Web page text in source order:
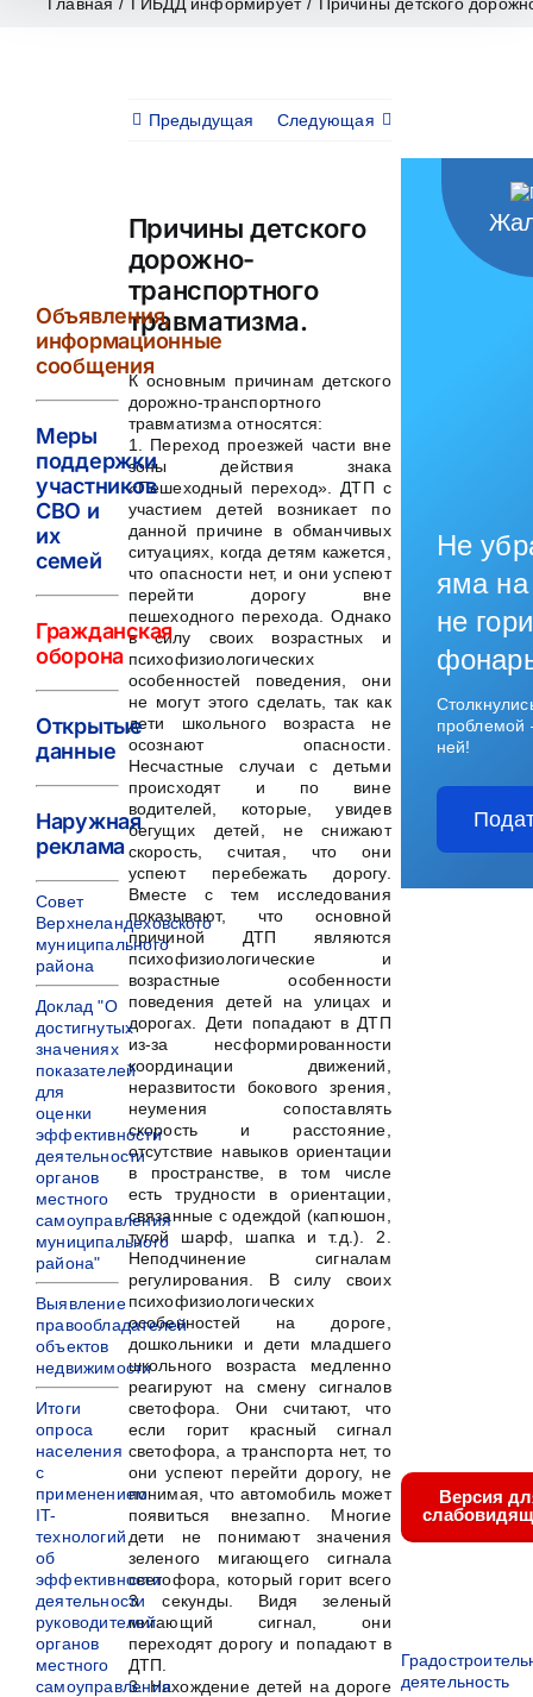
Предыдущая Следующая
Причины детского
дорожно-
транспортного
травматизма.
К основным причинам детского
дорожно-транспортного
травматизма относятся:
1. Переход проезжей части вне
зоны действия знака
«Пешеходный переход». ДТП с
участием детей возникает по
данной причине в обманчивых
ситуациях, когда детям кажется,
что опасности нет, и они успеют
перейти дорогу вне
пешеходного перехода. Однако
в силу своих возрастных и
психофизиологических
особенностей поведения, они
не могут этого сделать, так как
дети школьного возраста не
осознают опасности.
Несчастные случаи с детьми
происходят и по вине
водителей, которые, увидев
бегущих детей, не снижают
скорость, считая, что они
успеют перебежать дорогу.
Вместе с тем исследования
показывают, что основной
причиной ДТП являются
психофизиологические и
возрастные особенности
поведения детей на улицах и
дорогах. Дети попадают в ДТП
из-за несформированности
координации движений,
неразвитости бокового зрения,
неумения сопоставлять
скорость и расстояние,
отсутствие навыков ориентации
в пространстве, в том числе
есть трудности в ориентации,
связанные с одеждой (капюшон,
тугой шарф, шапка и т.д.). 2.
Неподчинение сигналам
регулирования. В силу своих
психофизиологических
особенностей на дороге,
дошкольники и дети младшего
школьного возраста медленно
реагируют на смену сигналов
светофора. Они считают, что
если горит красный сигнал
светофора, а транспорта нет, то
они успеют перейти дорогу, не
понимая, что автомобиль может
появиться внезапно. Многие
дети не понимают значения
зеленого мигающего сигнала
светофора, который горит всего
3 секунды. Видя зеленый
мигающий сигнал, они
переходят дорогу и попадают в
ДТП.
3. Нахождение детей на дороге
Объявления,
информационные
сообщения
Меры
поддержки
участников
СВО и
их
семей
Гражданская
оборона
Открытые
данные
Наружная
реклама
Совет
Верхнеландеховского
муниципального
района
Доклад "О
достигнутых
значениях
показателей
для
оценки
эффективности
деятельности
органов
местного
самоуправления
муниципального
района"
Выявление
правообладателей
объектов
недвижимости
Итоги
опроса
населения
с
применением
IT-
технологий
об
эффективности
деятельности
руководителей
органов
местного
самоуправления
Не
яма на
не
ней!
Версия
деятельность